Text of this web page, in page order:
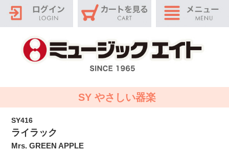
SY やさしい器楽
SY416
ライラック
Mrs. GREEN APPLE